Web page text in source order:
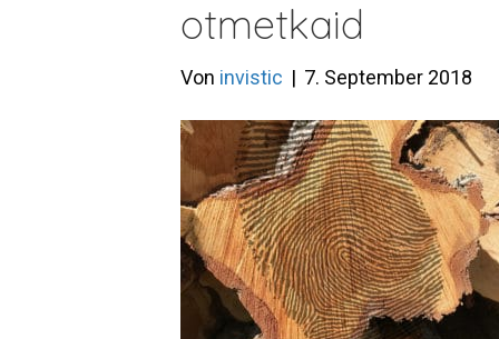
otmetkaid
Von invistic | 7. September 2018